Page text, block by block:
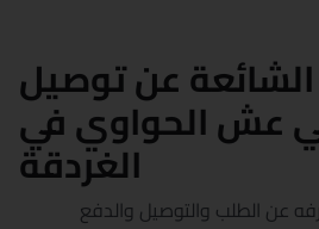
الشائعة عن توصيل
عش الحواوي في
الغردقة
عن الطلب والتوصيل والدفع